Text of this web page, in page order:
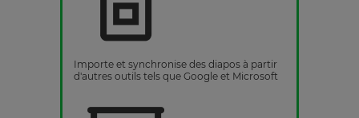
Importe et synchronise des diapos à partir
d'autres outils tels que Google et Microsoft